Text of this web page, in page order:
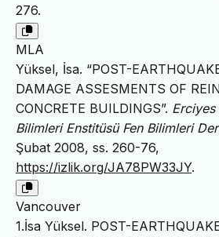
276.
MLA
Yüksel, İsa. “POST-
DAMAGE ASSESMENTS OF
CONCRETE BUILDINGS”. Erciyes
Bilimleri Enstitüsü Fen Bilimleri
Şubat 2008, ss. 260-76,
https://izlik.org/JA78PW33JY.
Vancouver
1.İsa Yüksel. POST-